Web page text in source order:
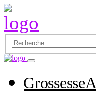
Grossesse